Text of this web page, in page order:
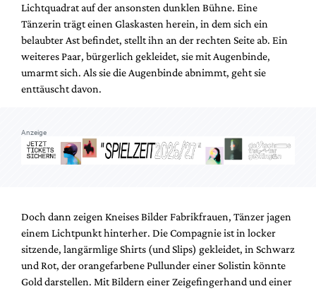
Lichtquadrat auf der ansonsten dunklen Bühne. Eine
Tänzerin trägt einen Glaskasten herein, in dem sich ein
belaubter Ast befindet, stellt ihn an der rechten Seite ab. Ein
weiteres Paar, bürgerlich gekleidet, sie mit Augenbinde,
umarmt sich. Als sie die Augenbinde abnimmt, geht sie
enttäuscht davon.
Anzeige
Doch dann zeigen Kneises Bilder Fabrikfrauen, Tänzer jagen
einem Lichtpunkt hinterher. Die Compagnie ist in locker
sitzende, langärmlige Shirts (und Slips) gekleidet, in Schwarz
und Rot, der orangefarbene Pullunder einer Solistin könnte
Gold darstellen. Mit Bildern einer Zeigefingerhand und einer